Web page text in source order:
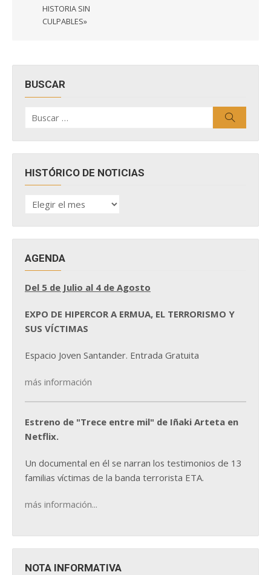
HISTORIA SIN
CULPABLES»
BUSCAR
por:
HISTÓRICO DE NOTICIAS
HISTÓRICO
DE
AGENDA
Del 5 de Julio al 4 de Agosto
EXPO DE HIPERCOR A ERMUA, EL TERRORISMO Y
SUS VÍCTIMAS
Espacio Joven Santander. Entrada Gratuita
más información
Estreno de "Trece entre mil" de Iñaki Arteta en
Netflix.
Un documental en él se narran los testimonios de 13
familias víctimas de la banda terrorista ETA.
más información...
NOTA INFORMATIVA